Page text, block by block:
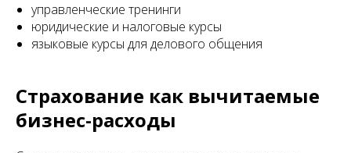
управленческие тренинги
юридические и налоговые курсы
языковые курсы для делового общения
Страхование как вычитаемые
бизнес-расходы